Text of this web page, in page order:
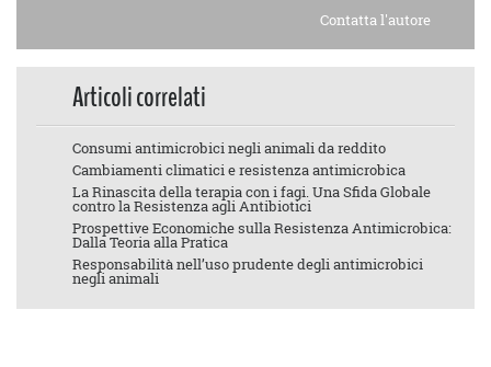
Contatta l'autore
Articoli correlati
Consumi antimicrobici negli animali da reddito
Cambiamenti climatici e resistenza antimicrobica
La Rinascita della terapia con i fagi. Una Sfida Globale
contro la Resistenza agli Antibiotici
Prospettive Economiche sulla Resistenza Antimicrobica:
Dalla Teoria alla Pratica
Responsabilità nell’uso prudente degli antimicrobici
negli animali